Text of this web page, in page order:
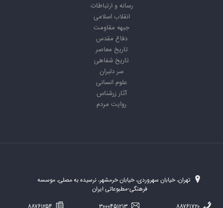
رسانه و ارتباطات
انقلاب اسلامی
جبهه مقاومت
دفاع مقدس
تاریخ معاصر
تاریخ شفاهی
سر دلبران
علوم انسانی
آثار زرشناس
روایت مردم
تهران، خیابان سهروردی، خیابان خرمشهر، نرسیده به مصلی، موسسه
فرهنگی-مطبوعاتی ایران